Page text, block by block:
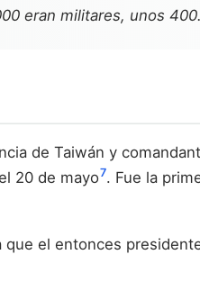
eran militares, unos
de Taiwán y
20 de mayo7. Fue la
el entonces